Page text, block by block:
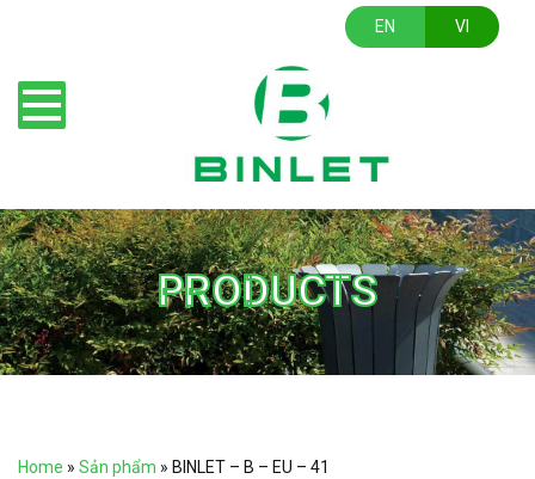
EN VI
PRODUCTS
Home » Sản phẩm » BINLET – B – EU – 41